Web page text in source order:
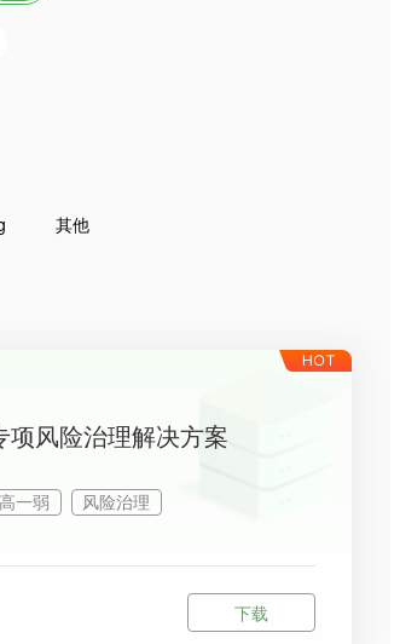
其他
项风险治理解决方案
一弱 风险治理
下载